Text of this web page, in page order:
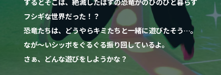
フシギな世界だった！？
恐竜たちは、どうやらキミたちと一緒に遊びたそう…。
なが～いシッポをぐるぐる振り回しているよ。
さぁ、どんな遊びをしようかな？